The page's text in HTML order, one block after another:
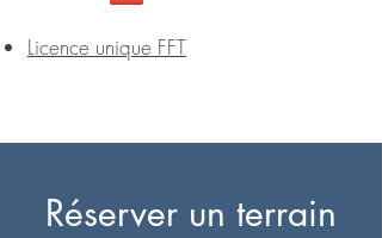
Licence unique FFT
Réserver un terrain